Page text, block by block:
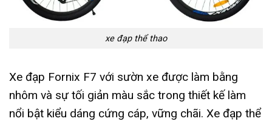
xe đạp thể thao
Xe đạp Fornix F7 với sườn xe được làm bằng
nhôm và sự tối giản màu sắc trong thiết kế làm
nổi bật kiểu dáng cứng cáp, vững chãi. Xe đạp thể